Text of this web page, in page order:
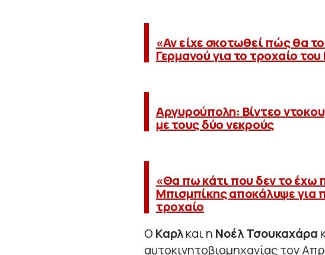
«Αν είχε σκοτωθεί πώς θα
Γερμανού για το τροχαίο
Αργυρούπολη: Βίντεο
με τους δύο νεκρούς
«Θα πω κάτι που δεν το έχω
Μπισμπίκης αποκάλυψε για
τροχαίο
Ο Καρλκαι η ΝοέλΤσουκαχάρα
αυτοκινητοβιομηχανίας τον